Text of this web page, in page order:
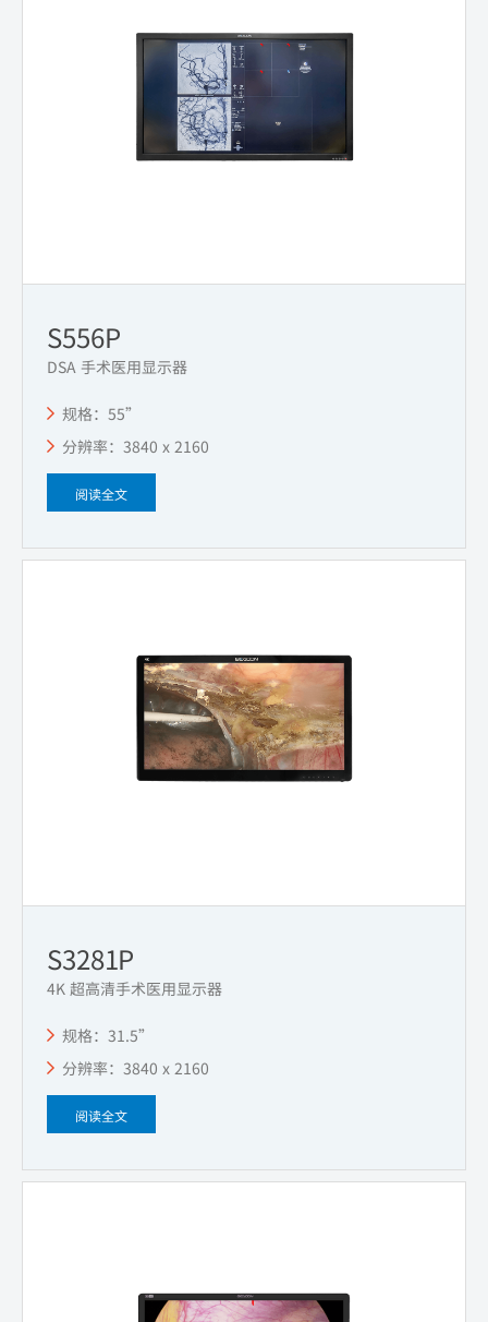
S556P
DSA 手术医用显示器
规格：55”
分辨率：3840 x 2160
阅读全文
S3281P
4K 超高清手术医用显示器
规格：31.5”
分辨率：3840 x 2160
阅读全文